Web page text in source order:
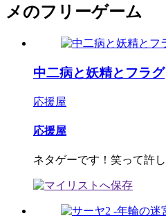
メのフリーゲーム
中二病と妖精とフラグ
応援屋
応援屋
ネタゲーです！笑って許